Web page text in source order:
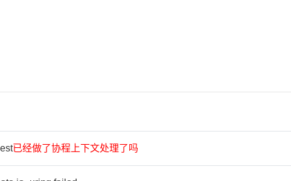
已经做了协程 上下文处理了 吗